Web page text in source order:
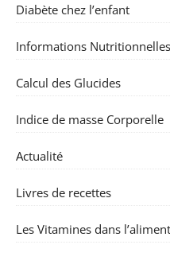
Diabète chez l’enfant
Informations Nutritionnelles
Calcul des Glucides
Indice de masse Corporelle
Actualité
Livres de recettes
Les Vitamines dans